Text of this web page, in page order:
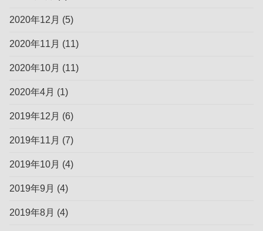
2020年12月 (5)
2020年11月 (11)
2020年10月 (11)
2020年4月 (1)
2019年12月 (6)
2019年11月 (7)
2019年10月 (4)
2019年9月 (4)
2019年8月 (4)